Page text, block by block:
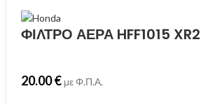
ΦΙΛΤΡΟ ΑΕΡΑ HFF1015
20.00€ με Φ.Π.Α.